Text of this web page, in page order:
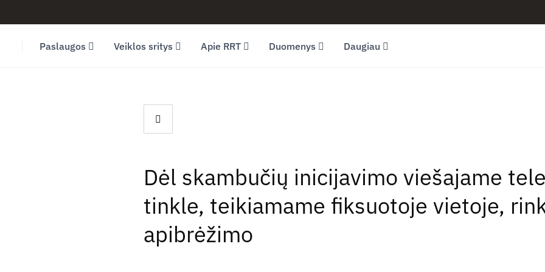
Paslaugos Veiklos sritys Apie RRT Duomenys Daugiau
Dėl skambučių inicijavimo viešajame
tinkle, teikiamame fiksuotoje vietoje,
apibrėžimo